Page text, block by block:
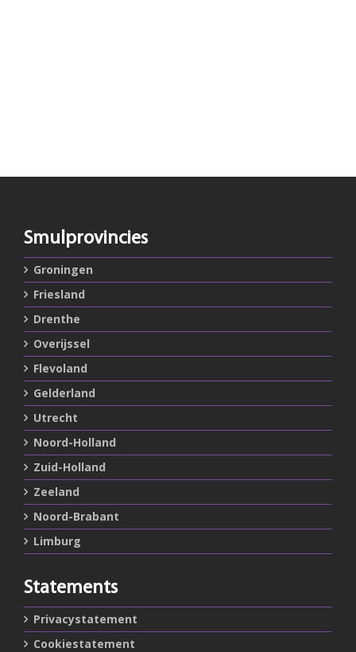
Smulprovincies
Groningen
Friesland
Drenthe
Overijssel
Flevoland
Gelderland
Utrecht
Noord-Holland
Zuid-Holland
Zeeland
Noord-Brabant
Limburg
Statements
Privacystatement
Cookiestatement